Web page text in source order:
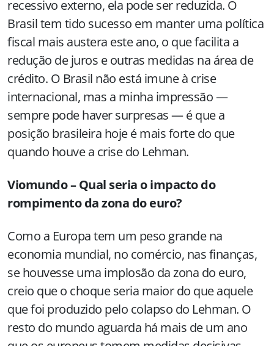
recessivo externo, ela pode ser reduzida. O
Brasil tem tido sucesso em manter uma política
fiscal mais austera este ano, o que facilita a
redução de juros e outras medidas na área de
crédito. O Brasil não está imune à crise
internacional, mas a minha impressão —
sempre pode haver surpresas — é que a
posição brasileira hoje é mais forte do que
quando houve a crise do Lehman.
Viomundo – Qual seria o impacto do
rompimento da zona do euro?
Como a Europa tem um peso grande na
economia mundial, no comércio, nas finanças,
se houvesse uma implosão da zona do euro,
creio que o choque seria maior do que aquele
que foi produzido pelo colapso do Lehman. O
resto do mundo aguarda há mais de um ano